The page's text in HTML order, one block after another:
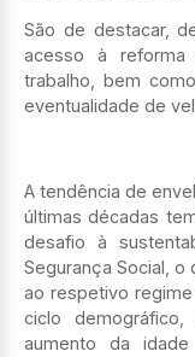
São de destacar,
acesso à
trabalho, bem
eventualidade de
A tendência de
últimas décadas
desafio à
Segurança Social,
ao respetivo
ciclo
aumento da